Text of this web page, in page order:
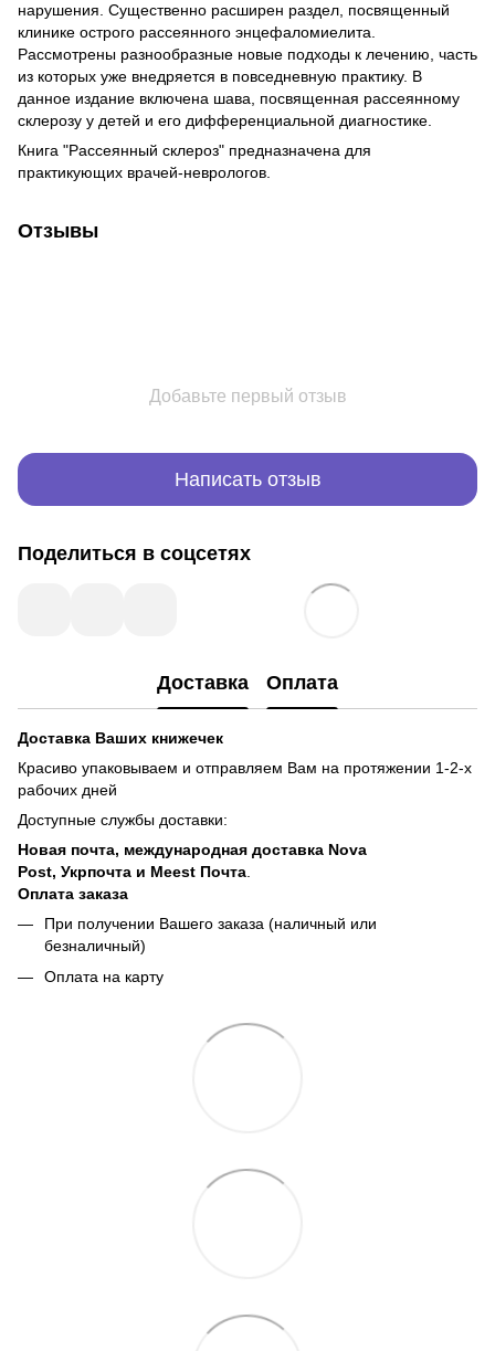
нарушения. Существенно расширен раздел, посвященный
клинике острого рассеянного энцефаломиелита.
Рассмотрены разнообразные новые подходы к лечению, часть
из которых уже внедряется в повседневную практику. В
данное издание включена шава, посвященная рассеянному
склерозу у детей и его дифференциальной диагностике.
Книга "Рассеянный склероз" предназначена для
практикующих врачей-неврологов.
Отзывы
Добавьте первый отзыв
Написать отзыв
Поделиться в соцсетях
Доставка Оплата
Доставка Ваших книжечек
Красиво упаковываем и отправляем Вам на протяжении 1-2-х
рабочих дней
Доступные службы доставки:
Новая почта, международная доставка Nova
Post, Укрпочта и Meest Почта
Оплата заказа
При получении Вашего заказа (наличный или
безналичный)
Оплата на карту